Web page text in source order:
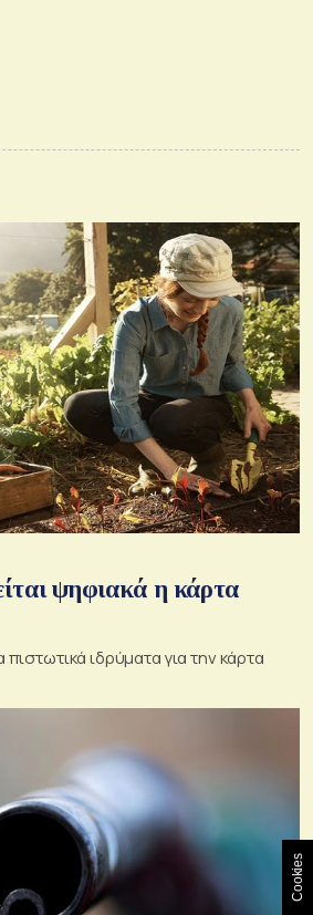
ψηφιακά η κάρτα
ιδρύματα για την κάρτα
Cookies